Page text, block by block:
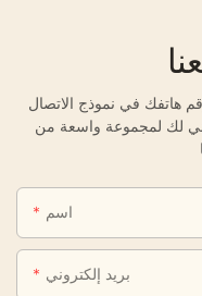
هاتفك في نموذج الاتصال
لك لمجموعة واسعة من
اسم
بريد إلكتروني